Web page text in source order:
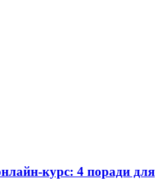
курс: 4 поради для